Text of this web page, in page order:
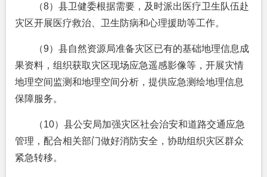
（8）县卫健委根据需要，及时派出医疗卫生队伍赴
灾区开展医疗救治、卫生防病和心理援助等工作。
（9）县自然资源局准备灾区已有的基础地理信息成
果资料，组织获取灾区现场应急遥感影像等，开展灾情
地理空间监测和地理空间分析，提供应急测绘地理信息
保障服务。
（10）县公安局加强灾区社会治安和道路交通应急
管理，配合相关部门做好消防安全，协助组织灾区群众
紧急转移。